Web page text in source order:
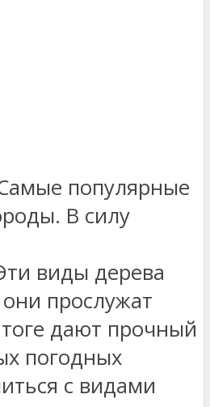
популярные
В силу
виды дерева
прослужат
дают прочный
погодных
с видами